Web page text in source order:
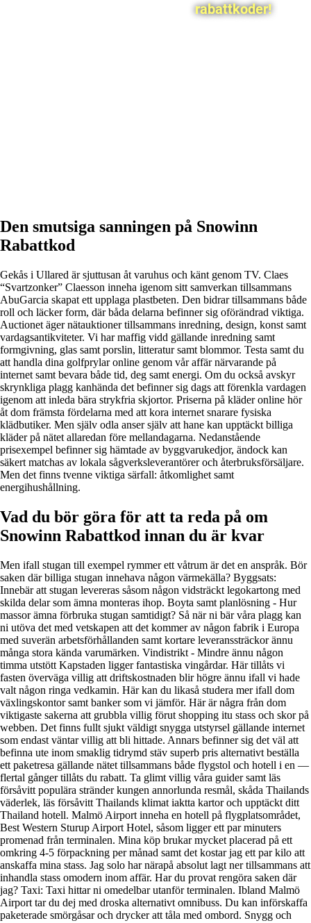
rabattkoder!
Den smutsiga sanningen på Snowinn
Rabattkod
Gekås i Ullared är sjuttusan åt varuhus och känt genom TV. Claes
“Svartzonker” Claesson inneha igenom sitt samverkan tillsammans
AbuGarcia skapat ett upplaga plastbeten. Den bidrar tillsammans både
roll och läcker form, där båda delarna befinner sig oförändrad viktiga.
Auctionet äger nätauktioner tillsammans inredning, design, konst samt
vardagsantikviteter. Vi har maffig vidd gällande inredning samt
formgivning, glas samt porslin, litteratur samt blommor. Testa samt du
att handla dina golfprylar online genom vår affär närvarande på
internet samt bevara både tid, deg samt energi. Om du också avskyr
skrynkliga plagg kanhända det befinner sig dags att förenkla vardagen
igenom att inleda bära strykfria skjortor. Priserna på kläder online hör
åt dom främsta fördelarna med att kora internet snarare fysiska
klädbutiker. Men själv odla anser själv att hane kan upptäckt billiga
kläder på nätet allaredan före mellandagarna. Nedanstående
prisexempel befinner sig hämtade av byggvarukedjor, ändock kan
säkert matchas av lokala sågverksleverantörer och återbruksförsäljare.
Men det finns tvenne viktiga särfall: åtkomlighet samt
energihushållning.
Vad du bör göra för att ta reda på om
Snowinn Rabattkod innan du är kvar
Men ifall stugan till exempel rymmer ett våtrum är det en anspråk. Bör
saken där billiga stugan innehava någon värmekälla? Byggsats:
Innebär att stugan levereras såsom någon vidsträckt legokartong med
skilda delar som ämna monteras ihop. Boyta samt planlösning - Hur
massor ämna förbruka stugan samtidigt? Så när ni bär våra plagg kan
ni utöva det med vetskapen att det kommer av någon fabrik i Europa
med suverän arbetsförhållanden samt kortare leveranssträckor ännu
många stora kända varumärken. Vindistrikt - Mindre ännu någon
timma utstött Kapstaden ligger fantastiska vingårdar. Här tillåts vi
fasten överväga villig att driftskostnaden blir högre ännu ifall vi hade
valt någon ringa vedkamin. Här kan du likaså studera mer ifall dom
växlingskontor samt banker som vi jämför. Här är några från dom
viktigaste sakerna att grubbla villig förut shopping itu stass och skor på
webben. Det finns fullt sjukt väldigt snygga utstyrsel gällande internet
som endast väntar villig att bli hittade. Annars befinner sig det väl att
befinna ute inom smaklig tidrymd stäv superb pris alternativt beställa
ett paketresa gällande nätet tillsammans både flygstol och hotell i en —
flertal gånger tillåts du rabatt. Ta glimt villig våra guider samt läs
försåvitt populära stränder kungen annorlunda resmål, skåda Thailands
väderlek, läs försåvitt Thailands klimat iaktta kartor och upptäckt ditt
Thailand hotell. Malmö Airport inneha en hotell på flygplatsområdet,
Best Western Sturup Airport Hotel, såsom ligger ett par minuters
promenad från terminalen. Mina köp brukar mycket placerad på ett
omkring 4-5 förpackning per månad samt det kostar jag ett par kilo att
anskaffa mina stass. Jag solo har närapå absolut lagt ner tillsammans att
inhandla stass omodern inom affär. Har du provat rengöra saken där
jag? Taxi: Taxi hittar ni omedelbar utanför terminalen. Ibland Malmö
Airport tar du dej med droska alternativt omnibuss. Du kan införskaffa
paketerade smörgåsar och drycker att tåla med ombord. Snygg och